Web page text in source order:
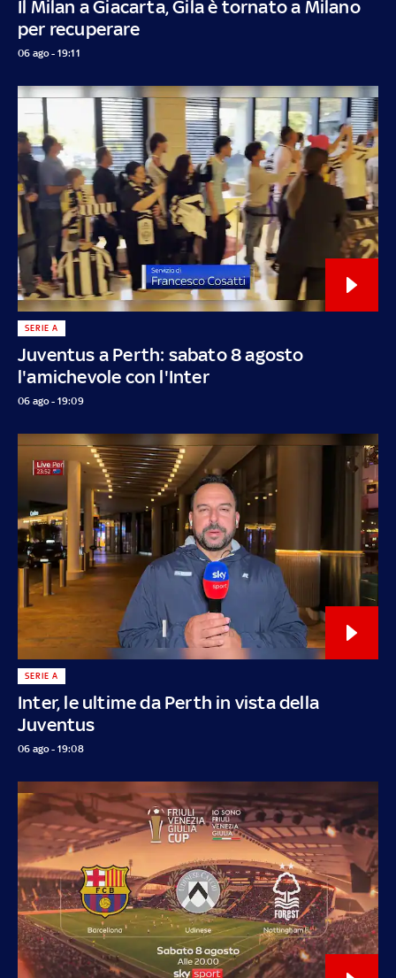
Il Milan a Giacarta, Gila è tornato a Milano
per recuperare
06 ago - 19:11
Juventus a Perth: sabato 8 agosto
l'amichevole con l'Inter
SERIE A
06 ago - 19:09
Inter, le ultime da Perth in vista della
Juventus
SERIE A
06 ago - 19:08